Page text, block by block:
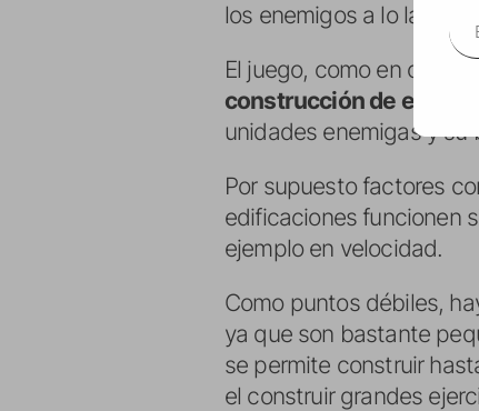
los enemigos a lo largo
El juego, como en otros
construcción de
unidades enemigas y su
Por supuesto factores
edificaciones funcionen
ejemplo en velocidad.
Como puntos débiles,
ya que son bastante
se permite construir
el construir grandes